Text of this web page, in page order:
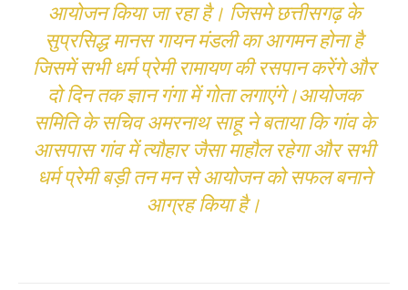
आयोजन किया जा रहा है। जिसमे छत्तीसगढ़ के
सुप्रसिद्ध मानस गायन मंडली का आगमन होना है
जिसमें सभी धर्म प्रेमी रामायण की रसपान करेंगे और
दो दिन तक ज्ञान गंगा में गोता लगाएंगे।आयोजक
समिति के सचिव अमरनाथ साहू ने बताया कि गांव के
आसपास गांव में त्यौहार जैसा माहौल रहेगा और सभी
धर्म प्रेमी बड़ी तन मन से आयोजन को सफल बनाने
आग्रह किया है।